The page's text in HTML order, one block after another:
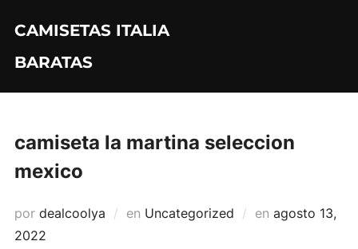
contenido
CAMISETAS ITALIA
BARATAS
camiseta la martina seleccion
mexico
por dealcoolya en Uncategorized en Publicado
agosto 13,
2022